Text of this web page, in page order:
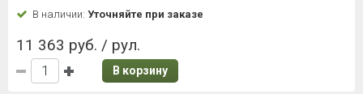
В наличии: Уточняйте при заказе
11 363 руб. / рул.
В корзину